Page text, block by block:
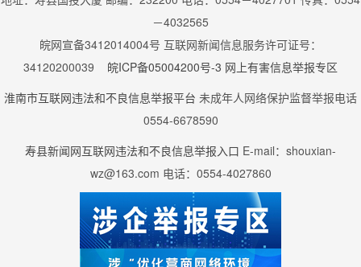
－4032565
皖网宣备3412014004号 互联网新闻信息服务许可证号：
34120200039 皖ICP备05004200号-3 网上有害信息举报专区
淮南市互联网违法和不良信息举报平台 未成年人网络保护监督举报电话
0554-6678590
寿县新闻网互联网违法和不良信息举报入口 E-mail：shouxian-
wz@163.com 电话：0554-4027860